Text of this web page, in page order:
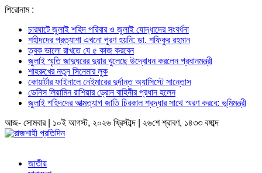
শিরোনাম :
চারঘাটে জুলাই শহিদ পরিবার ও জুলাই যোদ্ধাদের সংবর্ধনা
শহীদদের প্রত্যাশা এখনো পূরণ হয়নি: ডা. শফিকুর রহমান
ত্বক ভালো রাখতে যে ৫ কাজ করবেন
জুলাই স্মৃতি জাদুঘরের দুয়ার খুলেছে উদ্বোধন করলেন প্রধানমন্ত্রী
শাহরুখের নতুন সিনেমার লুক
কোয়ার্টার ফাইনালে নেইমারের দুর্দান্ত অ্যাসিস্টে সান্তোস
ডেনিস লিয়ামিন রাশিয়ার ড্রোন বাহিনীর প্রধান হলেন
জুলাই শহিদদের আত্মত্যাগ জাতি চিরকাল শ্রদ্ধার সাথে স্মরণ করবে: ভূমিমন্ত্রী
আজ- সোমবার | ১০ই আগস্ট, ২০২৬ খ্রিস্টাব্দ | ২৬শে শ্রাবণ, ১৪৩৩ বঙ্গাব্দ
জাতীয়